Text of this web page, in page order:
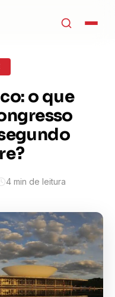
o que
4 min de leitura